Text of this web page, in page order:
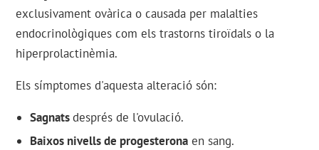
exclusivament ovàrica o causada per malalties
endocrinològiques com els trastorns tiroïdals o la
hiperprolactinèmia.
Els símptomes d'aquesta alteració són:
Sagnatsdesprés de l'ovulació.
Baixos nivells de progesterona en sang.